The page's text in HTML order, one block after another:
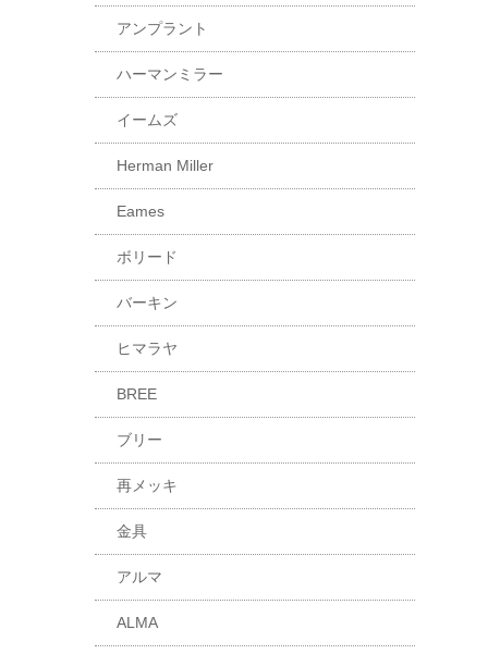
アンプラント
ハーマンミラー
イームズ
Herman Miller
Eames
ボリード
バーキン
ヒマラヤ
BREE
ブリー
再メッキ
金具
アルマ
ALMA